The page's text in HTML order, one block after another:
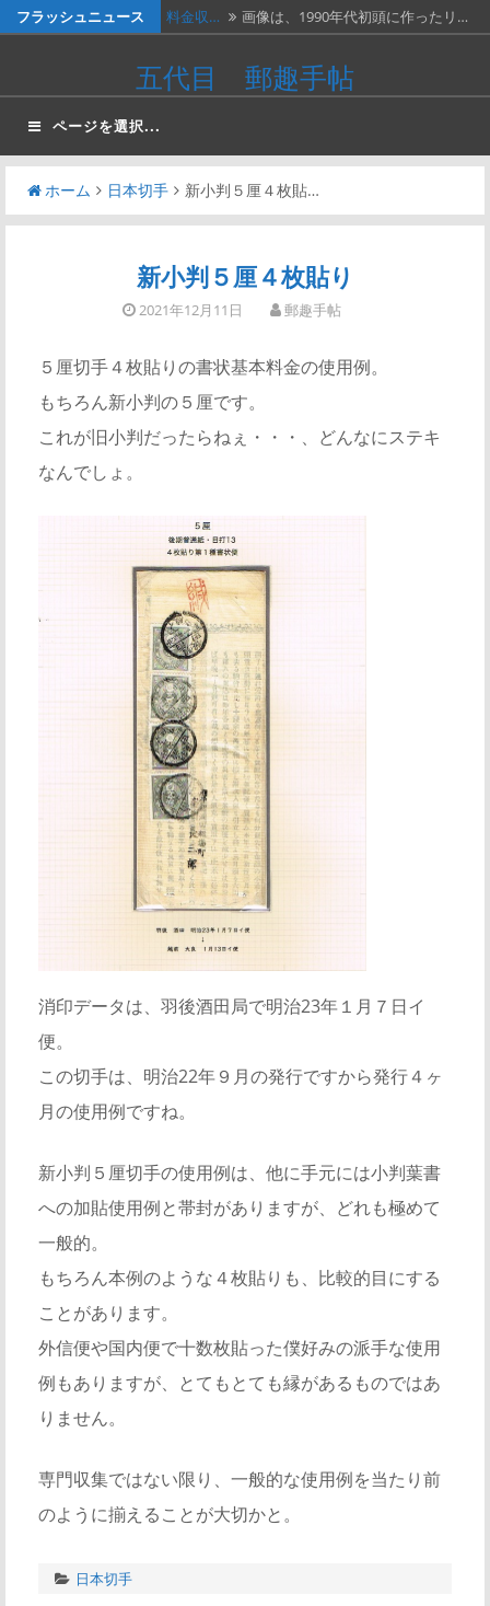
へ
キ
フラッシュニュース 料金収… 画像は、1990年代初頭に作ったリ…
画像は1967年に撮影された、ネパ…
２種類…
画像の２枚の第三次昭和５銭切手。
止…
ベトナ… 画像は、北ベトナムが1966年に発…
五代目 郵趣手帖
ページを選択...
ホーム 日本切手 新小判５厘４枚貼…
新小判５厘４枚貼り
2021年12月11日 郵趣手帖
５厘切手４枚貼りの書状基本料金の使用例。
もちろん新小判の５厘です。
これが旧小判だったらねぇ・・・、どんなにステキ
なんでしょ。
消印データは、羽後酒田局で明治23年１月７日イ
便。
この切手は、明治22年９月の発行ですから発行４ヶ
月の使用例ですね。
新小判５厘切手の使用例は、他に手元には小判葉書
への加貼使用例と帯封がありますが、どれも極めて
一般的。
もちろん本例のような４枚貼りも、比較的目にする
ことがあります。
外信便や国内便で十数枚貼った僕好みの派手な使用
例もありますが、とてもとても縁があるものではあ
りません。
専門収集ではない限り、一般的な使用例を当たり前
のように揃えることが大切かと。
日本切手